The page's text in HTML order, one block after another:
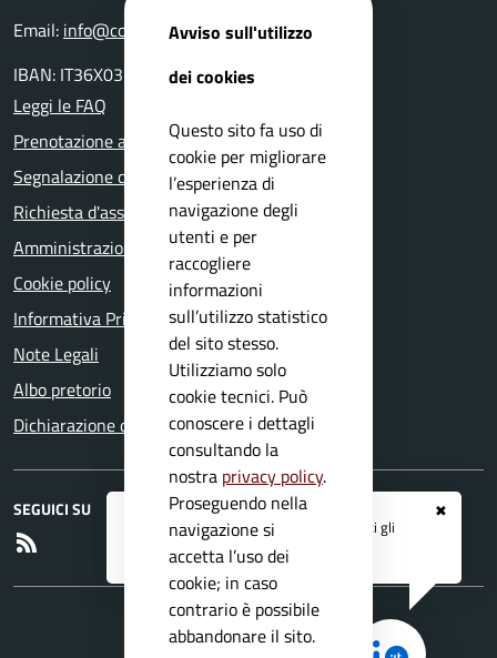
✖
Registrati ai serviziAPP IO
e ricevi tutti gli
aggiornamenti dall'Ente
Email: info@comune.trevisobresciano.bs.it
IBAN: IT36X0359901800000000117762
Leggi le FAQ
Prenotazione appuntamento
Segnalazione disservizio
Richiesta d'assistenza
Amministrazione trasparente
Cookie policy
Informativa Privacy
Note Legali
Albo pretorio
Dichiarazione di accessibilità
SEGUICI SU
Avviso sull'utilizzo
dei cookies
Questo sito fa uso di
cookie per migliorare
l’esperienza di
navigazione degli
utenti e per
raccogliere
informazioni
sull’utilizzo statistico
del sito stesso.
Utilizziamo solo
cookie tecnici. Può
conoscere i dettagli
consultando la
nostra privacy policy.
Proseguendo nella
navigazione si
accetta l’uso dei
cookie; in caso
contrario è possibile
abbandonare il sito.